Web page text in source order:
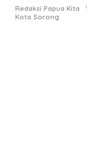
Redaksi Papua Kita
Kota Sorong